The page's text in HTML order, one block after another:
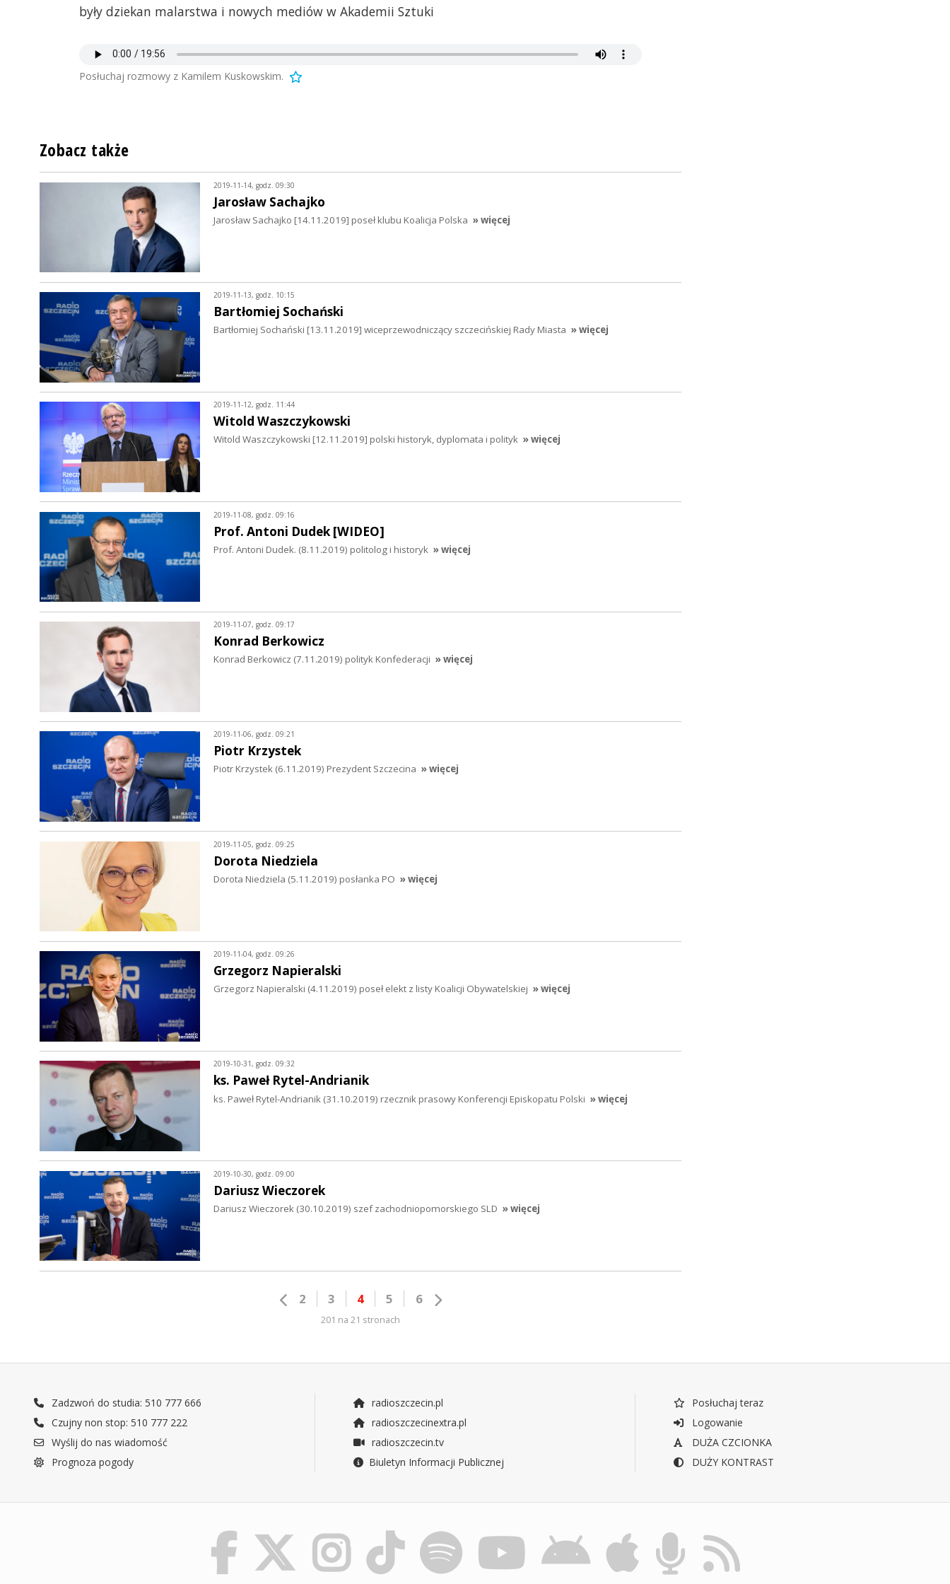
były dziekan malarstwa i nowych mediów w Akademii Sztuki
Posłuchaj rozmowy z Kamilem Kuskowskim.
Zobacz także
2019-11-14, godz. 09:30
Jarosław Sachajko
Jarosław Sachajko [14.11.2019] poseł klubu Koalicja Polska » więcej
2019-11-13, godz. 10:15
Bartłomiej Sochański
Bartłomiej Sochański [13.11.2019] wiceprzewodniczący szczecińskiej Rady Miasta » więcej
2019-11-12, godz. 11:44
Witold Waszczykowski
Witold Waszczykowski [12.11.2019] polski historyk, dyplomata i polityk » więcej
2019-11-08, godz. 09:16
Prof. Antoni Dudek [WIDEO]
Prof. Antoni Dudek. (8.11.2019) politolog i historyk » więcej
2019-11-07, godz. 09:17
Konrad Berkowicz
Konrad Berkowicz (7.11.2019) polityk Konfederacji » więcej
2019-11-06, godz. 09:21
Piotr Krzystek
Piotr Krzystek (6.11.2019) Prezydent Szczecina » więcej
2019-11-05, godz. 09:25
Dorota Niedziela
Dorota Niedziela (5.11.2019) posłanka PO » więcej
2019-11-04, godz. 09:26
Grzegorz Napieralski
Grzegorz Napieralski (4.11.2019) poseł elekt z listy Koalicji Obywatelskiej » więcej
2019-10-31, godz. 09:32
ks. Paweł Rytel-Andrianik
ks. Paweł Rytel-Andrianik (31.10.2019) rzecznik prasowy Konferencji Episkopatu Polski » więcej
2019-10-30, godz. 09:00
Dariusz Wieczorek
Dariusz Wieczorek (30.10.2019) szef zachodniopomorskiego SLD » więcej
2 3 4 5 6
201 na 21 stronach
Zadzwoń do studia: 510 777 666
Czujny non stop: 510 777 222
Wyślij do nas wiadomość
Prognoza pogody
radioszczecin.pl
radioszczecinextra.pl
radioszczecin.tv
Biuletyn Informacji Publicznej
Posłuchaj teraz
Logowanie
DUŻA CZCIONKA
DUŻY KONTRAST